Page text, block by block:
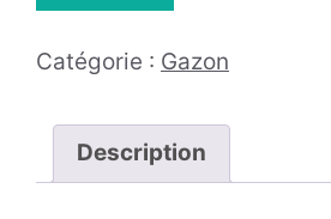
Catégorie : Gazon
Description